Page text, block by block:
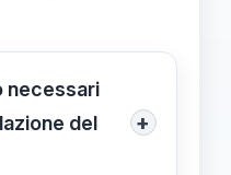
necessari
del
+